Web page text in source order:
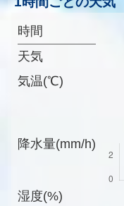
時間
天気
気温(℃)
降水量(mm/h)
湿度(%)